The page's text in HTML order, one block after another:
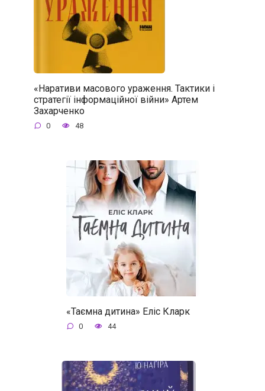
«Наративи масового ураження. Тактики і
стратегії інформаційної війни» Артем
Захарченко
0 48
«Таємна дитина» Еліс Кларк
0 44